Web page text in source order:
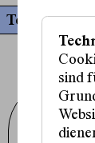
Termine
sind